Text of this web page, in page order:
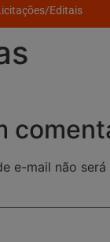
Editais
e-mail não